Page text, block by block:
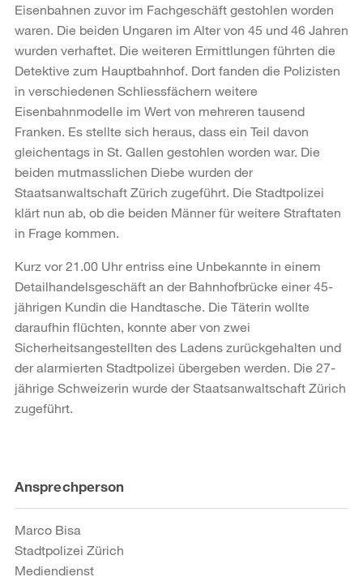
Eisenbahnen zuvor im Fachgeschäft gestohlen worden
waren. Die beiden Ungaren im Alter von 45 und 46 Jahren
wurden verhaftet. Die weiteren Ermittlungen führten die
Detektive zum Hauptbahnhof. Dort fanden die Polizisten
in verschiedenen Schliessfächern weitere
Eisenbahnmodelle im Wert von mehreren tausend
Franken. Es stellte sich heraus, dass ein Teil davon
gleichentags in St. Gallen gestohlen worden war. Die
beiden mutmasslichen Diebe wurden der
Staatsanwaltschaft Zürich zugeführt. Die Stadtpolizei
klärt nun ab, ob die beiden Männer für weitere Straftaten
in Frage kommen.
Kurz vor 21.00 Uhr entriss eine Unbekannte in einem
Detailhandelsgeschäft an der Bahnhofbrücke einer 45-
jährigen Kundin die Handtasche. Die Täterin wollte
daraufhin flüchten, konnte aber von zwei
Sicherheitsangestellten des Ladens zurückgehalten und
der alarmierten Stadtpolizei übergeben werden. Die 27-
jährige Schweizerin wurde der Staatsanwaltschaft Zürich
zugeführt.
Weitere
Informationen
Ansprechperson
Marco Bisa
Stadtpolizei Zürich
Mediendienst